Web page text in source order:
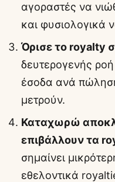
αγοραστές να
και φυσιολογικά
Όρισε το royalty
δευτερογενής
έσοδα ανά
μετρούν.
Καταχωρώ
επιβάλλουν τα
σημαίνει
εθελοντικά